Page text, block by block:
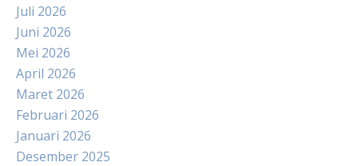
Juli 2026
Juni 2026
Mei 2026
April 2026
Maret 2026
Februari 2026
Januari 2026
Desember 2025